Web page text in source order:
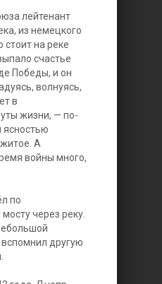
лейтенант
из немецкого
стоит на реке
счастье
Победы, и он
волнуясь,
в
жизни, — по-
ясностью
А
войны много,
по
через реку.
вспомнил другую